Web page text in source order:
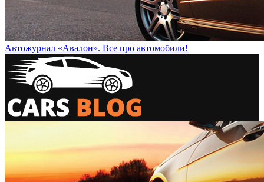
Автожурнал «Авалон». Все про автомобили!